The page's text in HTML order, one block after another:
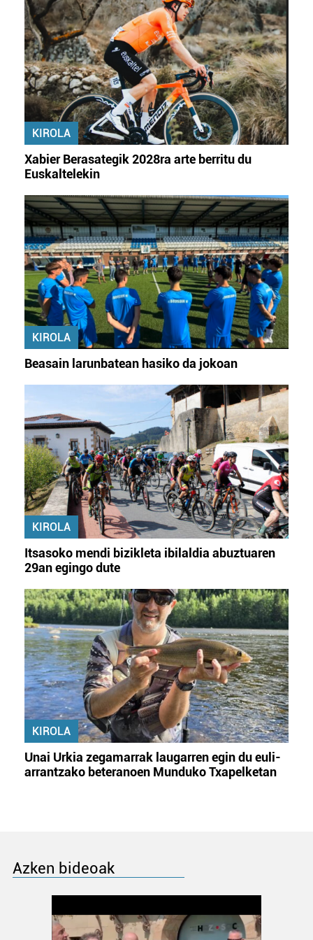
KIROLA
Xabier Berasategik 2028ra arte berritu du
Euskaltelekin
KIROLA
Beasain larunbatean hasiko da jokoan
KIROLA
Itsasoko mendi bizikleta ibilaldia abuztuaren
29an egingo dute
KIROLA
Unai Urkia zegamarrak laugarren egin du euli-
arrantzako beteranoen Munduko Txapelketan
Azken bideoak